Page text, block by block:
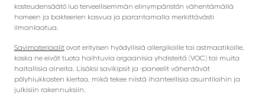
kosteudensäätö luo terveellisemmän elinympäristön vähentämällä
homeen ja bakteerien kasvua ja parantamalla merkittävästi
ilmanlaatua.
Savimateriaalit ovat erityisen hyödyllisiä allergikoille tai astmaatikoille,
koska ne eivät tuota haihtuvia orgaanisia yhdisteitä (VOC) tai muita
haitallisia aineita. Lisäksi savikipsit ja -paneelit vähentävät
pölyhiukkasten kiertoa, mikä tekee niistä ihanteellisia asuintiloihin ja
julkisiin rakennuksiin.